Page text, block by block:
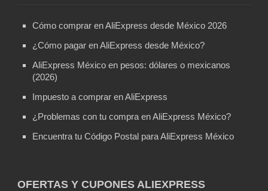
Cómo comprar en AliExpress desde México 2026
¿Cómo pagar en AliExpress desde México?
AliExpress México en pesos: dólares o mexicanos
(2026)
Impuesto a comprar en AliExpress
¿Problemas con tu compra en AliExpress México?
Encuentra tu Código Postal para AliExpress México
OFERTAS Y CUPONES ALIEXPRESS